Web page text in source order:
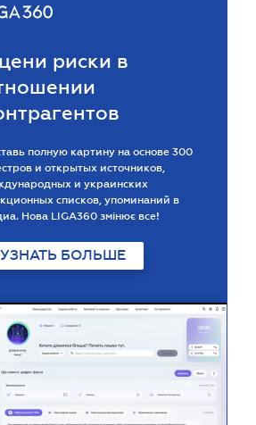
риски в
полную картину на основе 300
и открытых источников,
и украинских
списков, упоминаний в
Нова LIGA360 змінює все!
УЗНАТЬ БОЛЬШЕ